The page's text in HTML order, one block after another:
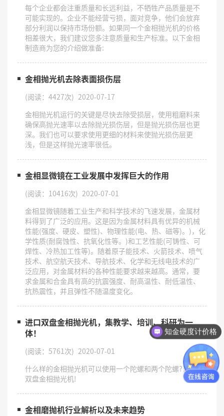
每个企业都会注重质量和长远利益，不牺牲产品质量是不
可能实现的。企业不能经营亏损，面对竞争，他们会放弃
部分利润以保持市场份额。如果同一个金相抛光机的价格
相差很大，我们建议您多注意质量和生产标准。以下金相
制造商为您的介绍做准备:
金相抛光机去除表面损伤层
(阅读：4427次) 2020-07-17
金相抛光机运行的关键是尽快去除受损层，使用粗磨料来
确保高抛光速率以去除抛光损伤层，但是抛光损伤层也更
深。我们也可以要求使用更细的材料来使抛光损伤层更
浅，但是这样抛光速率很低。
金相显微镜在工业发展中发挥巨大的作用
(阅读：10416次) 2020-07-01
金相显微镜随着工业生产和科学技术的飞速发展，金属材
料得到了广泛的应用。这是因为金属材料具有优异的机械
性能(强度、硬皮、塑性)、物理性能(电、热、磁等)。)，化
学性质(耐腐蚀性、抗氧化性等。)和工艺性能(可铸性、可
焊性、冷热加工性等)。随着原子能技术、火箭技术、喷气
技术、航空航天技术、导航技术、化学和无线电技术的广
泛应用，对金属材料的各种性能要求越来越高。通常，要
求金属和合金具有高的抗震强度、耐高温性、耐低温性、
抗热震性，并且弹性不随温度变化。
进口双盘金相抛光机，集教学、培训、科研为一
体！
(阅读：5761次) 2020-07-01
什么样的金相抛光机可以使用一个陀螺和两个陀螺?当然是
双盘金相抛光机!
金相磨抛机行业解析以及未来趋势
知金硬度计价格